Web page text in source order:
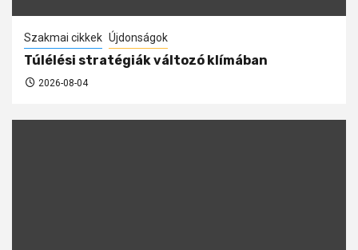
Szakmai cikkek Újdonságok
Túlélési stratégiák változó klímában
2026-08-04